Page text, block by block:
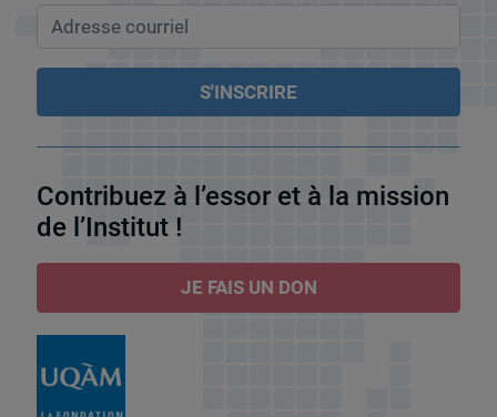
Contribuez à l’essor et à la mission
de l’Institut !
JE FAIS UN DON